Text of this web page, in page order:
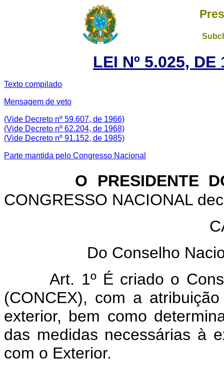
LEI Nº 5.025,
Texto compilado
Mensagem de veto
(Vide Decreto nº 59.607, de 1966)
(Vide Decreto nº 62.204, de 1968)
(Vide Decreto nº 91.152, de 1985)
Parte mantida pelo Congresso Nacional
O PRESIDENTE
CONGRESSO NACIONAL
Do Conselho
Art. 1º É criado o
(CONCEX), com a
exterior, bem como
das medidas necessárias à
com o Exterior.